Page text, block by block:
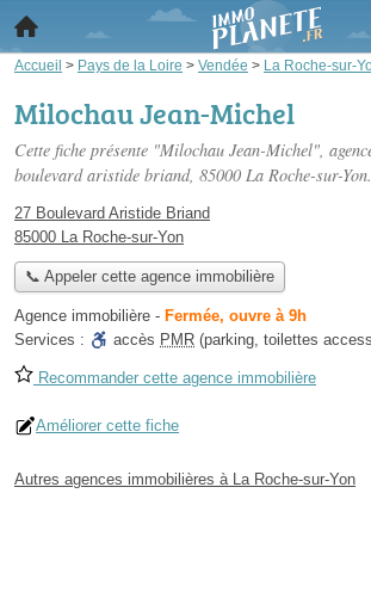
Accueil > Pays de la Loire > Vendée > La Roche-sur-
Milochau Jean-Michel
Cette fiche présente "Milochau Jean-Michel",
boulevard aristide briand, 85000 La Roche-sur-Yon.
27 Boulevard Aristide Briand
85000 La Roche-sur-Yon
📞 Appeler cette agence immobilière
Agence immobilière - Fermée, ouvre à 9h
Services :
accès PMR (parking, toilettes
Recommander cette agence immobilière
Améliorer cette fiche
Autres agences immobilières à La Roche-sur-Yon